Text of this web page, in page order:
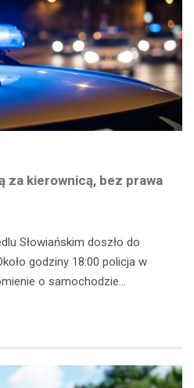
za kierownicą, bez prawa
Słowiańskim doszło do
godziny 18:00 policja w
o samochodzie…